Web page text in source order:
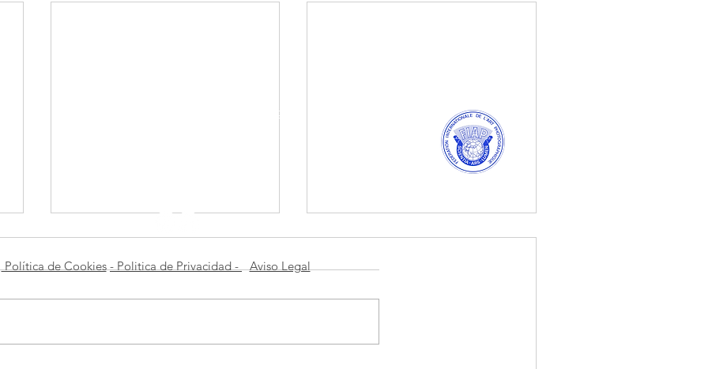
Federación Castellano Manchega de Fotografía
Política de Cookies - Politica de Privacidad - Aviso Legal